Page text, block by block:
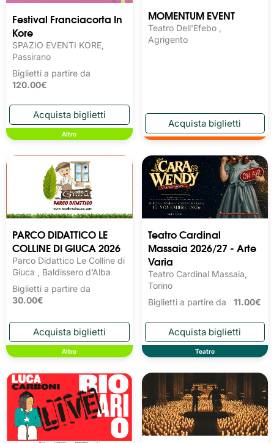
Festival Franciacorta In
Kore
SPAZIO EVENTI KORE,
Passirano
Biglietti a partire da
120.00€
Altro
MOMENTUM EVENT
Teatro Dell'Efebo ,
Agrigento
PARCO DIDATTICO LE
COLLINE DI GIUCA 2026
Parco Didattico Le Colline di
Giuca , Baldissero d’Alba
Biglietti a partire da
30.00€
Altro
Teatro Cardinal
Massaia 2026/27 - Arte
Varia
Teatro Cardinal Massaia,
Torino
Biglietti a partire da 11.00€
Teatro